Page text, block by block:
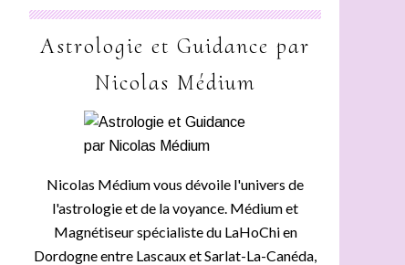
Astrologie et Guidance par
Nicolas Médium
Nicolas Médium vous dévoile l'univers de
l'astrologie et de la voyance. Médium et
Magnétiseur spécialiste du LaHoChi en
Dordogne entre Lascaux et Sarlat-La-Canéda,